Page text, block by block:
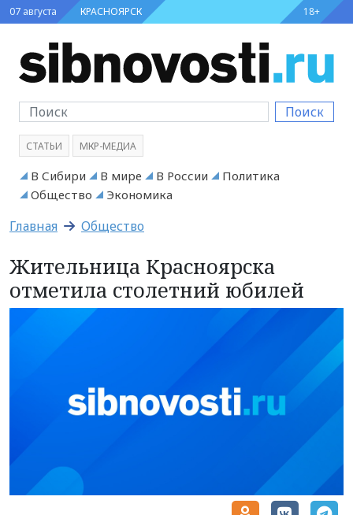
07 августа КРАСНОЯРСК 18+
Поиск
СТАТЬИ МКР-МЕДИА
В Сибири В мире В России
Политика
Общество
Экономика
Главная Общество
Жительница Красноярска
отметила столетний юбилей